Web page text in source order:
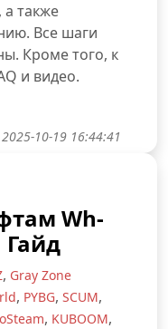
а также
Все шаги
Кроме того, к
и видео.
2025-10-19 16:44:41
Wh-
Гайд
, Gray Zone
, PYBG, SCUM,
, KUBOOM,